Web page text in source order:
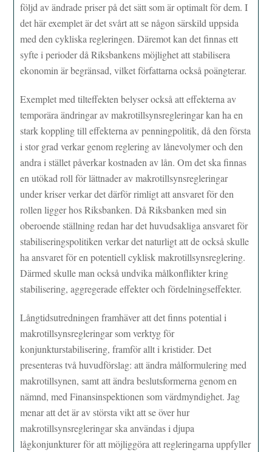
följd av ändrade priser på det sätt som är optimalt för dem. I
det här exemplet är det svårt att se någon särskild uppsida
med den cykliska regleringen. Däremot kan det finnas ett
syfte i perioder då Riksbankens möjlighet att stabilisera
ekonomin är begränsad, vilket författarna också poängterar.
Exemplet med tilteffekten belyser också att effekterna av
temporära ändringar av makrotillsynsregleringar kan ha en
stark koppling till effekterna av penningpolitik, då den första
i stor grad verkar genom reglering av lånevolymer och den
andra i stället påverkar kostnaden av lån. Om det ska finnas
en utökad roll för lättnader av makrotillsynsregleringar
under kriser verkar det därför rimligt att ansvaret för den
rollen ligger hos Riksbanken. Då Riksbanken med sin
oberoende ställning redan har det huvudsakliga ansvaret för
stabiliseringspolitiken verkar det naturligt att de också skulle
ha ansvaret för en potentiell cyklisk makrotillsynsreglering.
Därmed skulle man också undvika målkonflikter kring
stabilisering, aggregerade effekter och fördelningseffekter.
Långtidsutredningen framhäver att det finns potential i
makrotillsynsregleringar som verktyg för
konjunkturstabilisering, framför allt i kristider. Det
presenteras två huvudförslag: att ändra målformulering med
makrotillsynen, samt att ändra beslutsformerna genom en
nämnd, med Finansinspektionen som värdmyndighet. Jag
menar att det är av största vikt att se över hur
makrotillsynsregleringar ska användas i djupa
lågkonjunkturer för att möjliggöra att regleringarna uppfyller